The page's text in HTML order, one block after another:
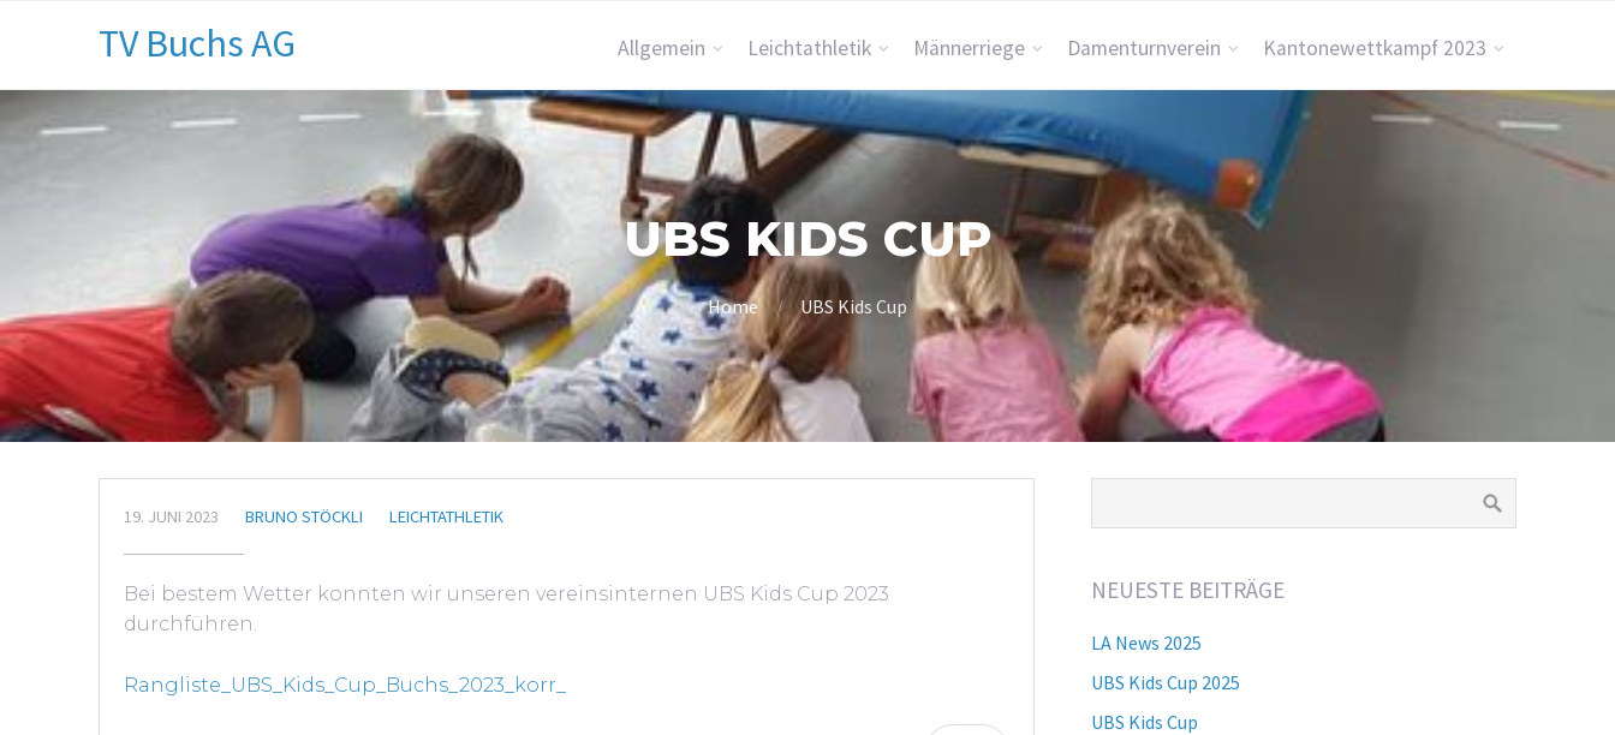
TV Buchs AG Allgemein Leichtathletik Männerriege Damenturnverein Kantonewettkampf 2023
UBS KIDS CUP
Home UBS Kids Cup
19. JUNI 2023 BRUNO STÖCKLI LEICHTATHLETIK
Bei bestem Wetter konnten wir unseren vereinsinternen UBS Kids Cup 2023
durchführen.
Rangliste_UBS_Kids_Cup_Buchs_2023_korr_
NEUESTE BEITRÄGE
LA News 2025
UBS Kids Cup 2025
UBS Kids Cup